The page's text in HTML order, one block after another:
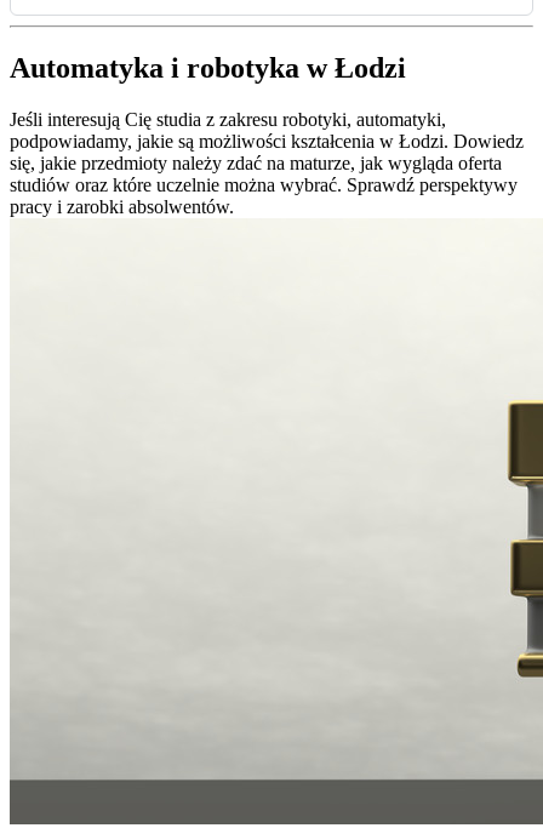
Automatyka i robotyka w Łodzi
Jeśli interesują Cię studia z zakresu robotyki, automatyki,
podpowiadamy, jakie są możliwości kształcenia w Łodzi. Dowiedz
się, jakie przedmioty należy zdać na maturze, jak wygląda oferta
studiów oraz które uczelnie można wybrać. Sprawdź perspektywy
pracy i zarobki absolwentów.